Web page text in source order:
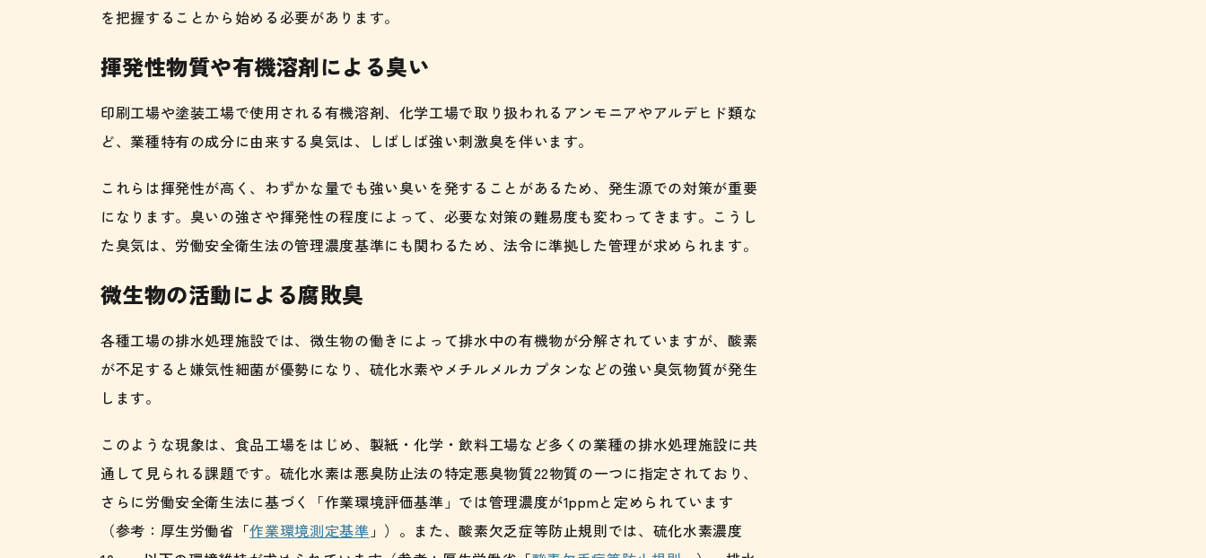
を把握することから始める必要があります。
揮発性物質や有機溶剤による臭い
印刷工場や塗装工場で使用される有機溶剤、化学工場で取り扱われるアンモニアやアルデヒド類な
ど、業種特有の成分に由来する臭気は、しばしば強い刺激臭を伴います。
これらは揮発性が高く、わずかな量でも強い臭いを発することがあるため、発生源での対策が重要
になります。臭いの強さや揮発性の程度によって、必要な対策の難易度も変わってきます。こうし
た臭気は、労働安全衛生法の管理濃度基準にも関わるため、法令に準拠した管理が求められます。
微生物の活動による腐敗臭
各種工場の排水処理施設では、微生物の働きによって排水中の有機物が分解されていますが、酸素
が不足すると嫌気性細菌が優勢になり、硫化水素やメチルメルカプタンなどの強い臭気物質が発生
します。
このような現象は、食品工場をはじめ、製紙・化学・飲料工場など多くの業種の排水処理施設に共
通して見られる課題です。硫化水素は悪臭防止法の特定悪臭物質22物質の一つに指定されており、
さらに労働安全衛生法に基づく「作業環境評価基準」では管理濃度が1ppmと定められています
（参考：厚生労働省「作業環境測定基準 」）。また、酸素欠乏症等防止規則では、硫化水素濃度